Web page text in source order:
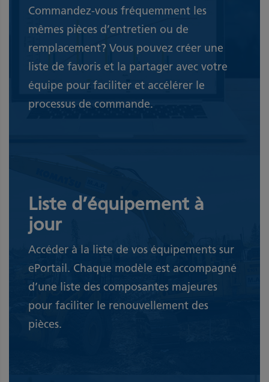
Commandez-vous fréquemment les
mêmes pièces d’entretien ou de
remplacement? Vous pouvez créer une
liste de favoris et la partager avec votre
équipe pour faciliter et accélérer le
processus de commande.
Liste d’équipement à
jour
Accéder à la liste de vos équipements sur
ePortail. Chaque modèle est accompagné
d’une liste des composantes majeures
pour faciliter le renouvellement des
pièces.